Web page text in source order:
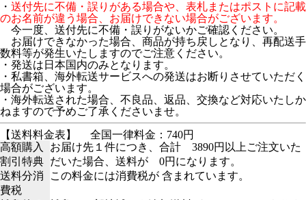
・ 送付先に不備・誤りがある場合や、表札またはポストに記載
のお名前が違う場合、お届けできない場合がございます。
今一度、送付先に不備・誤りがないかご確認ください。
お届けできなかった場合、商品が持ち戻しとなり、再配送手
数料等が発生いたしますのでご注意ください。
・発送は日本国内のみとなります。
・私書箱、海外転送サービスへの発送はお断りさせていただく
場合がございます。
・海外転送された場合、不良品、返品、交換など対応いたしか
ねますので予めご了承くださいませ。
【送料料金表】
全国一律料金：740円
高額購入
割引特典
お届け先１件につき、合計 3890円以上ご注文いた
だいた場合、送料が 0円になります。
送料分消
費税
この料金には消費税が 含まれています。